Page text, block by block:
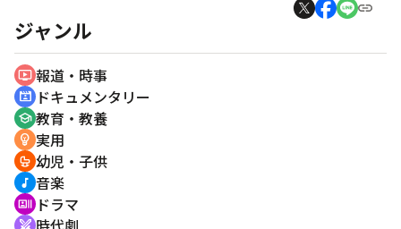
ジャンル
ondemand_video 報道・時事
cinematic_blur ドキュメンタリー
school 教育・教養
emoji_objects 実用
crib 幼児・子供
music_note 音楽
recent_actors ドラマ